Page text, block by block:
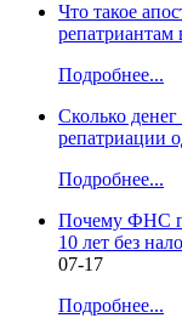
Что такое
репатриантам
Подробнее...
Сколько
репатриации
Подробнее...
Почему ФНС
10 лет без
07-17
Подробнее...